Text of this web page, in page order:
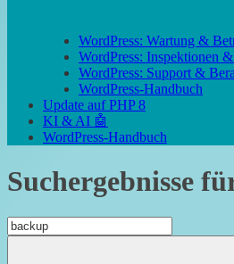
WordPress: Wartung &
WordPress: Inspektionen
WordPress: Support &
WordPress-Handbuch
Update auf PHP 8
KI & AI 🤖
WordPress-Handbuch
Suchergebnisse
Suchen
nach: